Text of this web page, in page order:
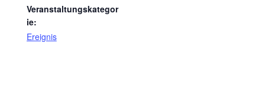
Veranstaltungskategor
ie:
Ereignis